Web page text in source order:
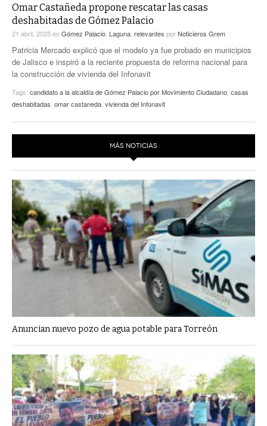
A TODA LEY
ACTUALIDADES GREM
PULSO
LA MEJOR INFORMACIÓN
Omar Castañeda propone rescatar las casas
deshabitadas de Gómez Palacio
21 abril, 2025enGómez Palacio Laguna relevantes porNoticieros Grem
Patricia Mercado explicó que el modelo ya fue probado en municipios
de Jalisco e inspiró a la reciente propuesta de reforma nacional para
la construcción de vivienda del Infonavit
Tags: candidato a la alcaldía de Gómez Palacio por Movimiento Ciudadano casas
deshabitadas omar castaneda vivienda del Infonavit
MÁS NOTICIAS
Anuncian nuevo pozo de agua potable para Torreón